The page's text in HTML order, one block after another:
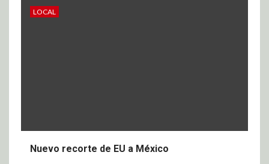
LOCAL
Nuevo recorte de EU a México